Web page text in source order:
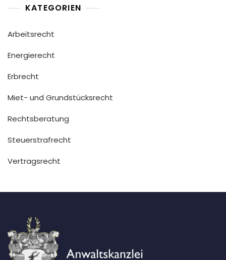
KATEGORIEN
Arbeitsrecht
Energierecht
Erbrecht
Miet- und Grundstücksrecht
Rechtsberatung
Steuerstrafrecht
Vertragsrecht